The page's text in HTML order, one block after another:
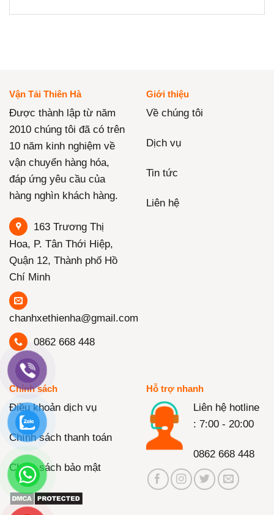
Vận Tải Thiên Hà
Được thành lập từ năm
2010 chúng tôi đã có trên
10 năm kinh nghiệm về
vận chuyển hàng hóa,
đáp ứng yêu cầu của
hàng nghìn khách hàng.
163 Trương Thị
Hoa, P. Tân Thới Hiệp,
Quận 12, Thành phố Hồ
Chí Minh
chanhxethienha@gmail.com
0862 668 448
Giới thiệu
Về chúng tôi
Dịch vụ
Tin tức
Liên hệ
Chính sách
Điều khoản dịch vụ
Chính sách thanh toán
Chính sách bảo mật
Hỗ trợ nhanh
Liên hệ hotline
: 7:00 - 20:00
0862 668 448